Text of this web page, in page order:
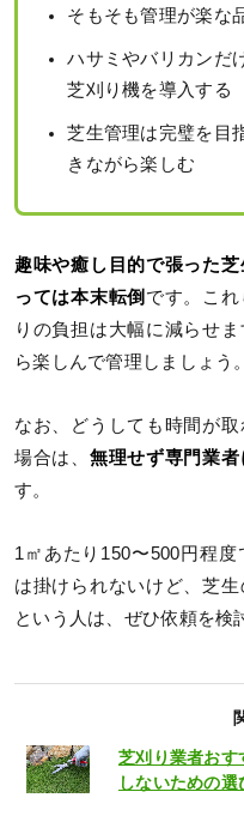
そもそも管理が楽な
ハサミやバリカンだ
芝刈り機を導入する
芝生管理は完璧を目
きながら楽しむ
趣味や癒し目的で張った
っては本末転倒 です。こ
りの負担は大幅に減らせ
ら楽しんで管理しましょう。
なお、どうしても時間が
場合は、 無理せず専門業
す。
1㎡あたり150〜500円程
は掛けられないけど、芝
という人は、ぜひ依頼を検
芝刈り業者お
しないための選